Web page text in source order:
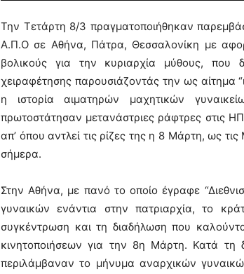
Την Τετάρτη 8/3 πραγματοποιήθηκαν
Α.Π.Ο σε Αθήνα, Πάτρα, Θεσσαλονίκη με
βολικούς για την κυριαρχία µύθους, που
χειραφέτησης παρουσιάζοντάς την ως αίτηµα
η ιστορία αιµατηρών µαχητικών
πρωτοστάτησαν µετανάστριες ράφτρες στις
απ’ όπου αντλεί τις ρίζες της η 8 Μάρτη, ως
σήµερα.
Στην Αθήνα, με πανό το οποίο έγραφε
γυναικών ενάντια στην πατριαρχία, το
συγκέντρωση και τη διαδήλωση που
κινητοποιήσεων για την 8η Μάρτη. Κατά τη
περιλάμβαναν το μήνυμα αναρχικών